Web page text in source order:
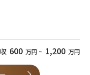
描画装置の品質維持・向上
常情報を駆使した運用開発
に委託して増産対応を進め
供給できるよう、描画装置
、装置不具合対応のための
体製造へ：ラピダスの小池
?cx_recs_click=true
は何をやっている？』
能力
解
の資格
経験
600 万円 ~ 1,200 万円